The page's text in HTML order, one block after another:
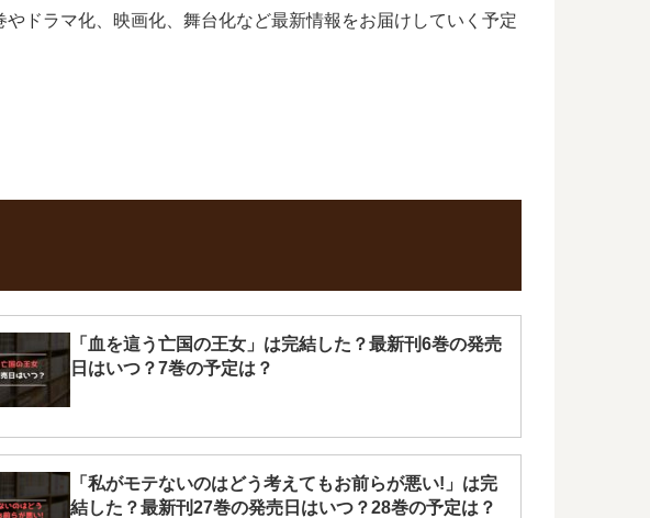
ドラマ化、映画化、舞台化など最新情報をお届けしていく予定
「血を這う亡国の王女」は完結した？最新刊6巻の発売
日はいつ？7巻の予定は？
「私がモテないのはどう考えてもお前らが悪い!」は完
結した？最新刊27巻の発売日はいつ？28巻の予定は？